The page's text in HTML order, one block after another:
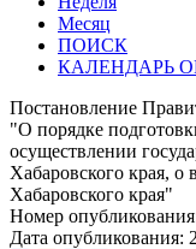
Месяц
ПОИСК
КАЛЕНДАРЬ
Постановление
"О порядке
осуществлении
Хабаровского края,
Хабаровского края"
Номер
Дата опубликования: